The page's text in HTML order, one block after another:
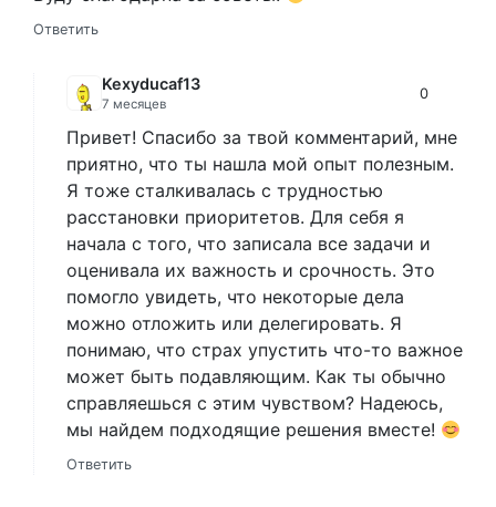
Ответить
Kexyducaf13
7 месяцев
0
Привет! Спасибо за твой комментарий, мне
приятно, что ты нашла мой опыт полезным.
Я тоже сталкивалась с трудностью
расстановки приоритетов. Для себя я
начала с того, что записала все задачи и
оценивала их важность и срочность. Это
помогло увидеть, что некоторые дела
можно отложить или делегировать. Я
понимаю, что страх упустить что-то важное
может быть подавляющим. Как ты обычно
справляешься с этим чувством? Надеюсь,
мы найдем подходящие решения вместе!
Ответить